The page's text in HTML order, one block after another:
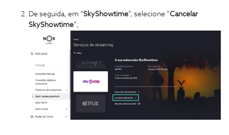
De seguida, em “SkyShowtime”, selecione “Cancelar
SkyShowtime”;